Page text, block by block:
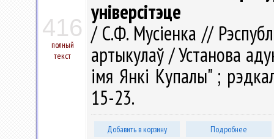
416
полный
текст
універсітэце
/ С.Ф. Мусіенка //
артыкулаў / Установа
імя Янкі Купалы" ;
15-23.
Добавить в корзину Подробнее